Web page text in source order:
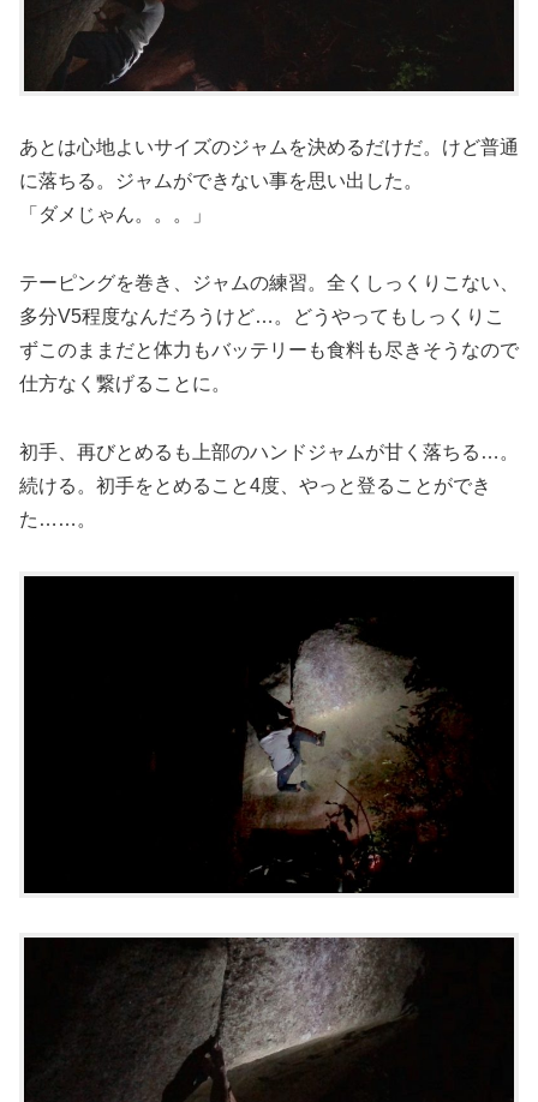
あとは心地よいサイズのジャムを決めるだけだ。けど普通
に落ちる。ジャムができない事を思い出した。
「ダメじゃん。。。」
テーピングを巻き、ジャムの練習。全くしっくりこない、
多分V5程度なんだろうけど…。どうやってもしっくりこ
ずこのままだと体力もバッテリーも食料も尽きそうなので
仕方なく繋げることに。
初手、再びとめるも上部のハンドジャムが甘く落ちる…。
続ける。初手をとめること4度、やっと登ることができ
た……。